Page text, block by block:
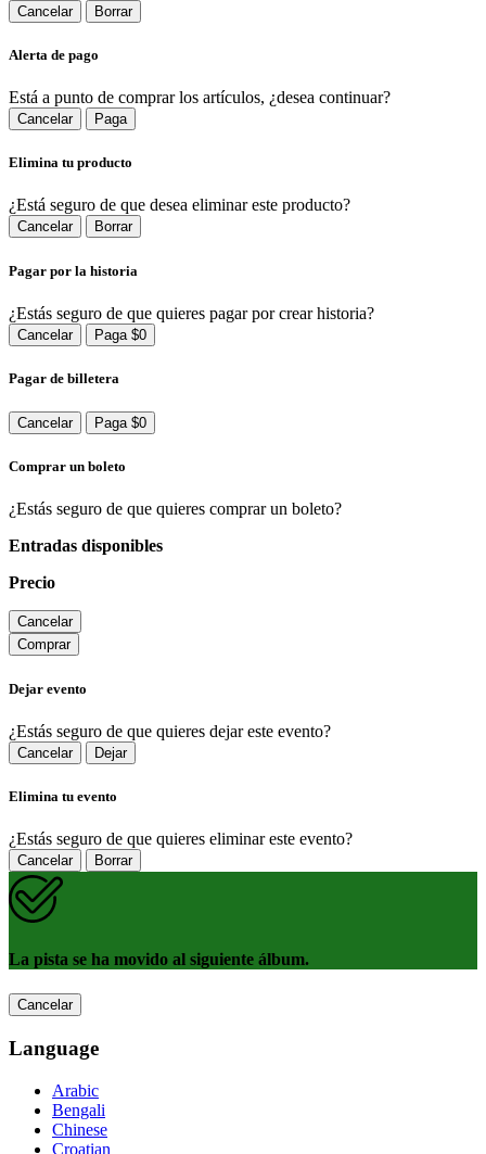
Cancelar Borrar
Alerta de pago
Está a punto de comprar los artículos, ¿desea continuar?
Cancelar Paga
Elimina tu producto
¿Está seguro de que desea eliminar este producto?
Cancelar Borrar
Pagar por la historia
¿Estás seguro de que quieres pagar por crear historia?
Cancelar Paga $0
Pagar de billetera
Cancelar Paga $0
Comprar un boleto
¿Estás seguro de que quieres comprar un boleto?
Entradas disponibles
Precio
Cancelar
Comprar
Dejar evento
¿Estás seguro de que quieres dejar este evento?
Cancelar Dejar
Elimina tu evento
¿Estás seguro de que quieres eliminar este evento?
Cancelar Borrar
La pista se ha movido al siguiente álbum.
Cancelar
Language
Arabic
Bengali
Chinese
Croatian